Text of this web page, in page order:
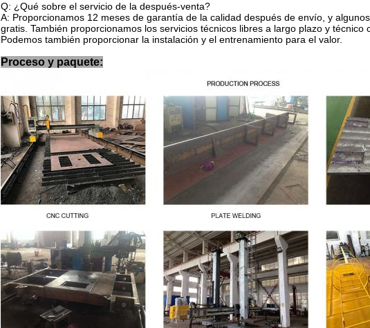
Q: ¿Qué sobre el servicio de la después-venta?
A: Proporcionamos 12 meses de garantía de la calidad después de envío, y
gratis. También proporcionamos los servicios técnicos libres a largo plazo y técnico
Podemos también proporcionar la instalación y el entrenamiento para el valor.
Proceso y paquete: